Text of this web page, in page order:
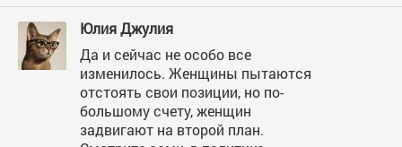
Юлия Джулия
Да и сейчас не особо все
изменилось. Женщины пытаются
отстоять свои позиции, но по-
большому счету, женщин
задвигают на второй план.